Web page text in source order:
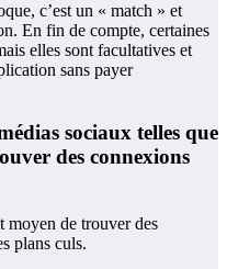
c’est un « match » et
En fin de compte, certaines
elles sont facultatives et
sans payer
sociaux telles que
des connexions
moyen de trouver des
plans culs.